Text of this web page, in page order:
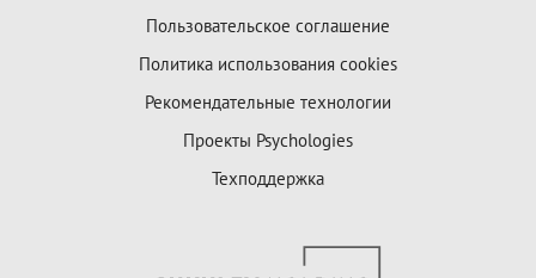
Пользовательское соглашение
Политика использования cookies
Рекомендательные технологии
Проекты Psychologies
Техподдержка